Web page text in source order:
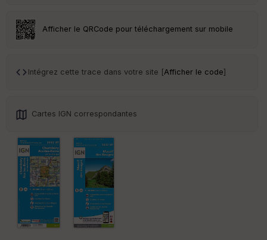
Afficher le QRCode pour téléchargement sur mobile
Intégrez cette trace dans votre site [Afficher le code]
Cartes IGN correspondantes